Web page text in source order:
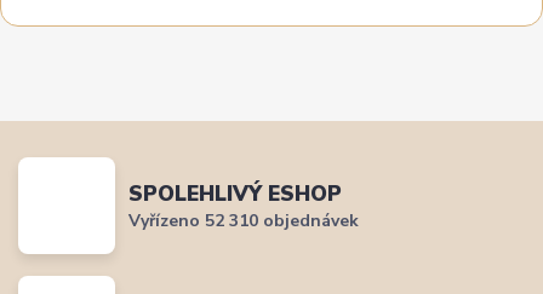
SPOLEHLIVÝ ESHOP
Vyřízeno 52 310 objednávek